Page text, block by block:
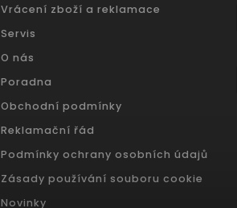
Vrácení zboží a reklamace
Servis
O nás
Poradna
Obchodní podmínky
Reklamační řád
Podmínky ochrany osobních údajů
Zásady používání souboru cookie
Novinky